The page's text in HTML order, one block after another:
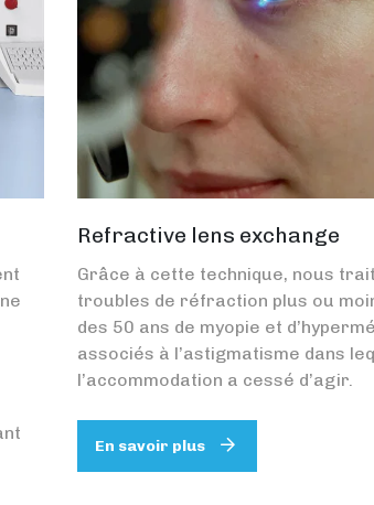
Refractive lens exchange
Grâce à cette technique, nous
troubles de réfraction plus ou
des 50 ans de myopie et
associés à l’astigmatisme dans
l’accommodation a cessé d’agir.
En savoir plus